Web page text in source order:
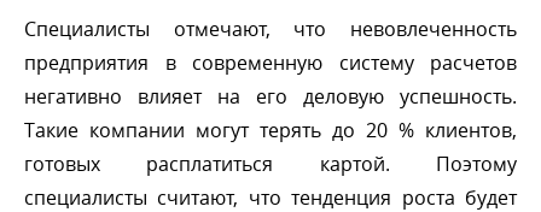
Специалисты отмечают, что невовлеченность
предприятия в современную систему расчето
негативно влияет на его деловую успешность.
Такие компании могут терять до 20 % клиентов,
отовых расплатиться картой. Поэтому
специалисты считают, что тенденция роста будет